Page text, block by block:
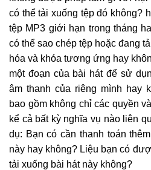
có thể tải xuống tệp đó không?
tệp MP3 giới hạn trong tháng
có thể sao chép tệp hoặc đang
hóa và khóa tương ứng hay
một đoạn của bài hát để sử
âm thanh của riêng mình hay
bao gồm không chỉ các quyền
kể cả bất kỳ nghĩa vụ nào liên
dụ: Bạn có cần thanh toán
này hay không? Liệu bạn có
tải xuống bài hát này không?